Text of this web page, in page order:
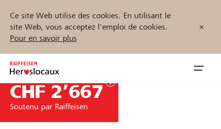
Ce site Web utilise des cookies. En utilisant le
site Web, vous acceptez l'emploi de cookies.
Pour en savoir plus
Inhalt
springen
CHF 2’667
Soutenu par Raiffeisen